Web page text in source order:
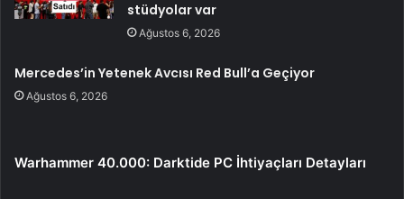
stüdyolar var
Ağustos 6, 2026
Mercedes’in Yetenek Avcısı Red Bull’a Geçiyor
Ağustos 6, 2026
Warhammer 40.000: Darktide PC İhtiyaçları Detayları